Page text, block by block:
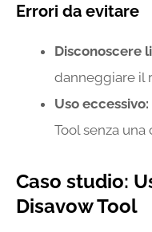
Errori da evitare
Disconoscere
danneggiare il
Uso eccessivo:
Tool senza una
Caso studio:
Disavow Tool